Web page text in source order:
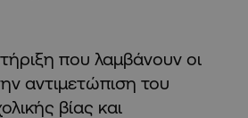
που λαμβάνουν οι
αντιμετώπιση του
βίας και